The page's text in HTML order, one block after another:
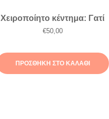
Χειροποίητο κέντημα: Γατί
€50,00
ΠΡΟΣΘΉΚΗ ΣΤΟ ΚΑΛΆΘΙ